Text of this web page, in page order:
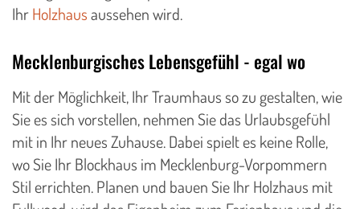
IhrHolzhausaussehen wird.
Mecklenburgisches Lebensgefühl - egal wo
Mit der Möglichkeit, Ihr Traumhaus so zu gestalten, wie
Sie es sich vorstellen, nehmen Sie das Urlaubsgefühl
mit in Ihr neues Zuhause. Dabei spielt es keine Rolle,
wo Sie Ihr Blockhaus im Mecklenburg-Vorpommern
Stil errichten. Planen und bauen Sie Ihr Holzhaus mit